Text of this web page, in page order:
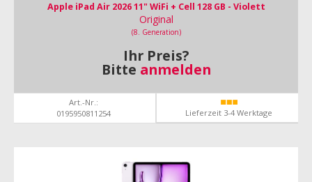
Apple iPad Air 2026 11" WiFi + Cell 128 GB - Violett
Original
(8. Generation)
Ihr Preis?
Bitte anmelden
Art.-Nr.:
0195950811254
Lieferzeit 3-4 Werktage